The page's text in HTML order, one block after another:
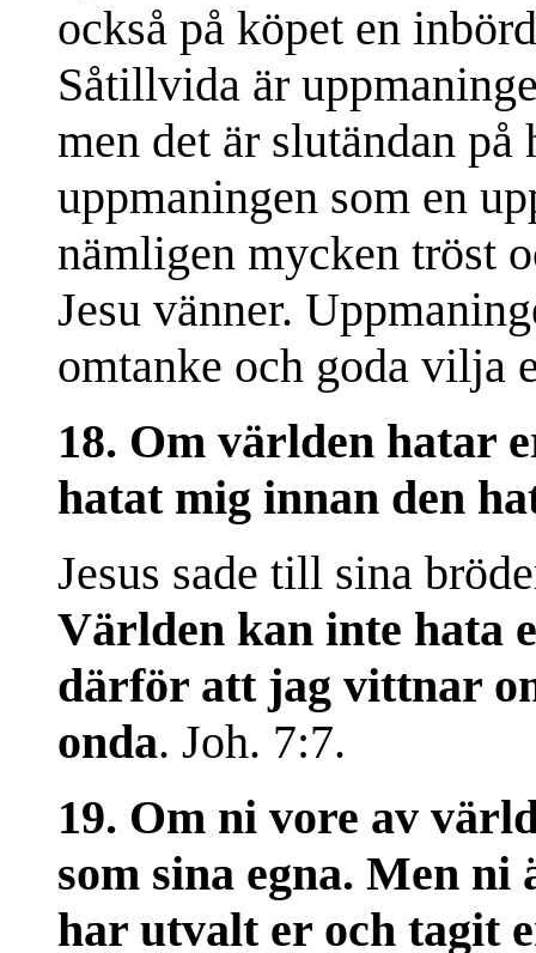
också på köpet en
Såtillvida är
men det är slutändan
uppmaningen som en
nämligen mycken tröst
Jesu vänner.
omtanke och goda vilja
18. Om världen hatar
hatat mig innan den
Jesus sade till sina
Världen kan inte hata
därför att jag vittnar
onda. Joh. 7:7.
19. Om ni vore av
som sina egna. Men
har utvalt er och tagit